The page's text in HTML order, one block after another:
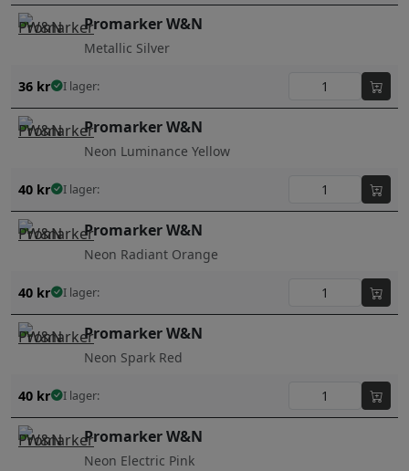
Promarker W&N
Metallic Silver
36 kr I lager:
Promarker W&N
Neon Luminance Yellow
40 kr I lager:
Promarker W&N
Neon Radiant Orange
40 kr I lager:
Promarker W&N
Neon Spark Red
40 kr I lager:
Promarker W&N
Neon Electric Pink